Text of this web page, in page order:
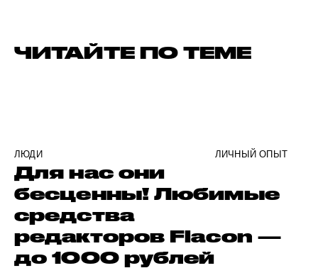
ЧИТАЙТЕ ПО ТЕМЕ
ЛЮДИ ЛИЧНЫЙ ОПЫТ
Для нас они
бесценны! Любимые
средства
редакторов Flacon —
до 1000 рублей